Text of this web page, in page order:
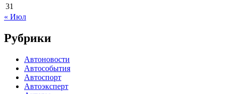
31
« Июл
Рубрики
Автоновости
Автособытия
Автоспорт
Автоэксперт